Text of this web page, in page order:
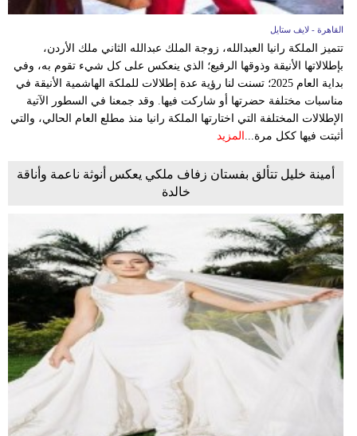
القاهرة - لايف ستايل
تتميز الملكة رانيا العبدالله، زوجة الملك عبدالله الثاني ملك الأردن،
بإطلالاتها الأنيقة وذوقها الرفيع؛ الذي ينعكس على كل شيء تقوم به، وفي
بداية العام 2025؛ تسنت لنا رؤية عدة إطلالات للملكة الهاشمية الأنيقة في
مناسبات مختلفة حضرتها أو شاركت فيها. وقد جمعنا في السطور الآتية
الإطلالات المختلفة التي اختارتها الملكة رانيا منذ مطلع العام الحالي، والتي
أثبتت فيها ككل مرة... المزيد
أمينة خليل تتألق بفستان زفاف ملكي يعكس أنوثة ناعمة وأناقة
خالدة